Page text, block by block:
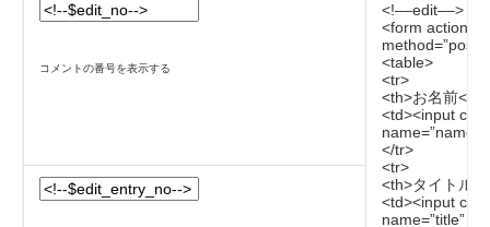
コメントの番号を表示する
<!––edit––>
<form
<table>
<tr>
<th>お名前</
<td><input
name=”name”
</tr>
<tr>
<th>タイトル</
<td><input
name=”title”